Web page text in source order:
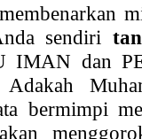
sendiri
IMAN dan
Adakah
bermimpi